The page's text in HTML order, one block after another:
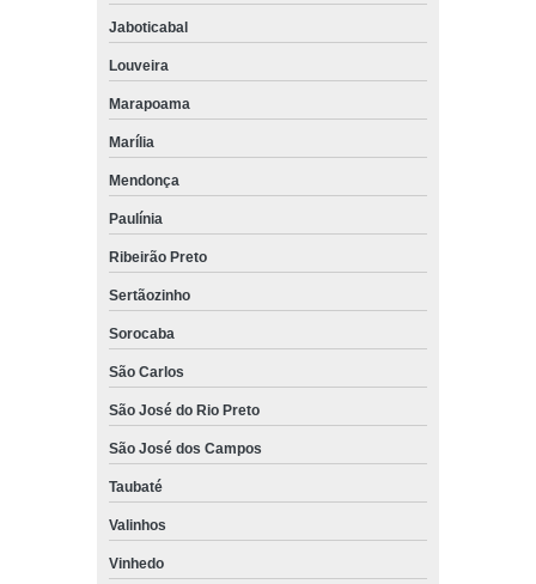
Jaboticabal
Louveira
Marapoama
Marília
Mendonça
Paulínia
Ribeirão Preto
Sertãozinho
Sorocaba
São Carlos
São José do Rio Preto
São José dos Campos
Taubaté
Valinhos
Vinhedo